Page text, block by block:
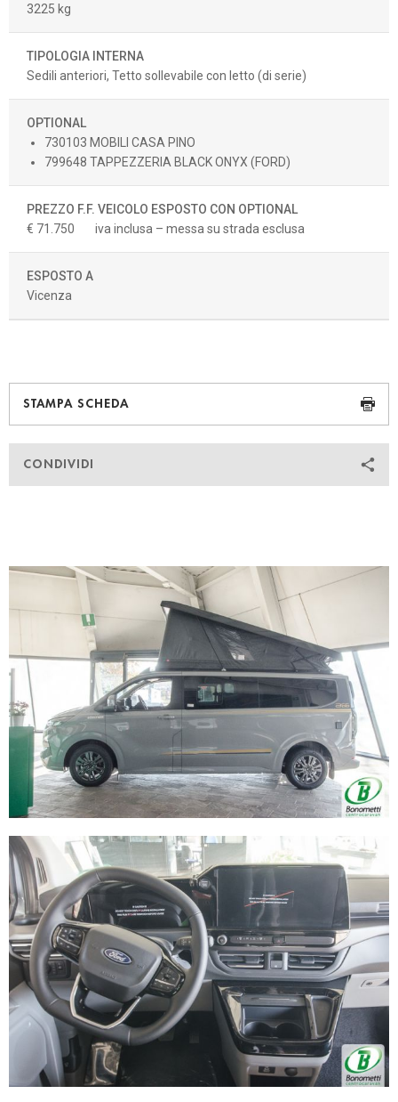
3225 kg
TIPOLOGIA INTERNA
Sedili anteriori, Tetto sollevabile con letto (di serie)
OPTIONAL
730103 MOBILI CASA PINO
799648 TAPPEZZERIA BLACK ONYX (FORD)
PREZZO F.F. VEICOLO ESPOSTO CON OPTIONAL
€ 71.750
iva inclusa – messa su strada esclusa
ESPOSTO A
Vicenza
STAMPA SCHEDA
CONDIVIDI